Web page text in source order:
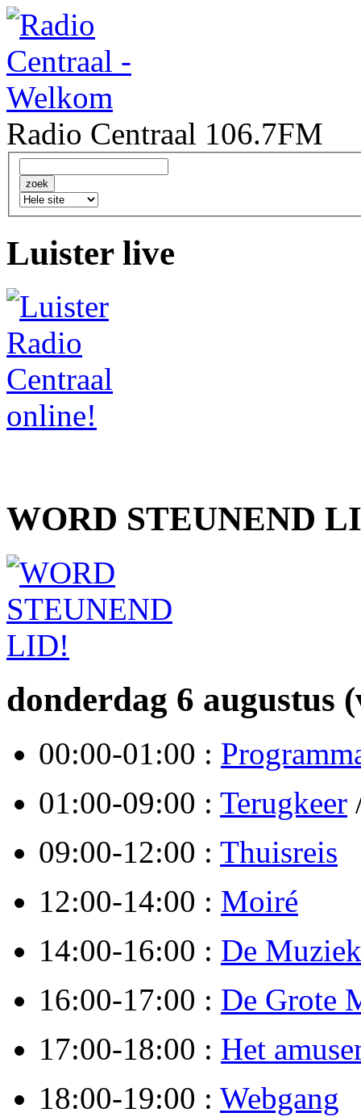
Radio Centraal 106.7FM
Luister live
WORD STEUNEND
donderdag 6 augustus
00:00-01:00 :
01:00-09:00 : Terugkeer
09:00-12:00 : Thuisreis
12:00-14:00 : Moiré
14:00-16:00 : De
16:00-17:00 : De Grote
17:00-18:00 : Het
18:00-19:00 : Webgang